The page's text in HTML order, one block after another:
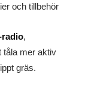
och tillbehör
radio,
tåla mer aktiv
gräs.